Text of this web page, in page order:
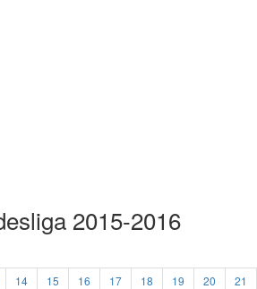
2015-2016
14 15 16 17 18 19 20 21